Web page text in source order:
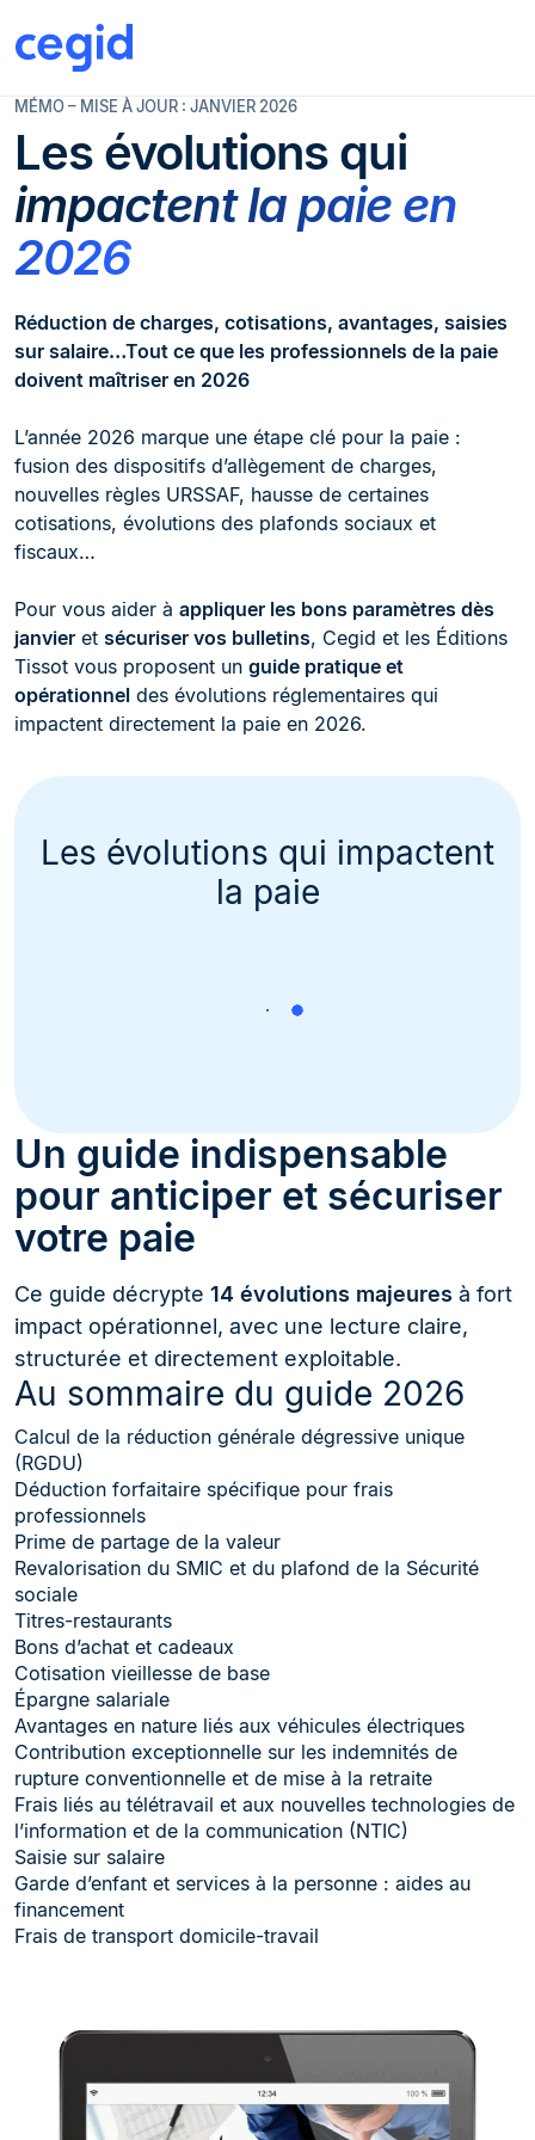
MÉMO – MISE À JOUR : JANVIER 2026
Les évolutions qui
impactent la paie en
2026
Réduction de charges, cotisations, avantages, saisies
sur salaire…Tout ce que les professionnels de la paie
doivent maîtriser en 2026
L’année 2026 marque une étape clé pour la paie :
fusion des dispositifs d’allègement de charges,
nouvelles règles URSSAF, hausse de certaines
cotisations, évolutions des plafonds sociaux et
fiscaux…
Pour vous aider à appliquer les bons paramètres dès
janvier et sécuriser vos bulletins, Cegid et les Éditions
Tissot vous proposent un guide pratique et
opérationnel des évolutions réglementaires qui
impactent directement la paie en 2026.
Les évolutions qui impactent
la paie
Un guide indispensable
pour anticiper et sécuriser
votre paie
Ce guide décrypte 14 évolutions majeures à fort
impact opérationnel, avec une lecture claire,
structurée et directement exploitable.
Au sommaire du guide 2026
Calcul de la réduction générale dégressive unique
(RGDU)
Déduction forfaitaire spécifique pour frais
professionnels
Prime de partage de la valeur
Revalorisation du SMIC et du plafond de la Sécurité
sociale
Titres-restaurants
Bons d’achat et cadeaux
Cotisation vieillesse de base
Épargne salariale
Avantages en nature liés aux véhicules électriques
Contribution exceptionnelle sur les indemnités de
rupture conventionnelle et de mise à la retraite
Frais liés au télétravail et aux nouvelles technologies de
l’information et de la communication (NTIC)
Saisie sur salaire
Garde d’enfant et services à la personne : aides au
financement
Frais de transport domicile-travail